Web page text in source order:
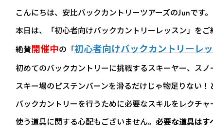
こんにちは、安比バックカントリーツアーズのJunです。
本日は、「初心者向けバックカントリーレッスン」をご
絶賛開催中の 「初心者向けバックカントリーレ
初めてのバックカントリーに挑戦するスキーヤー、スノ
スキー場のピステンバーンを滑るだけじゃ物足りない！
バックカントリーを行うために必要なスキルをレクチャ
使う道具に関する心配もございません。 必要な道具はす